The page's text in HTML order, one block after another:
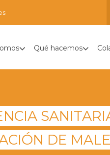
Qué hacemos
DE